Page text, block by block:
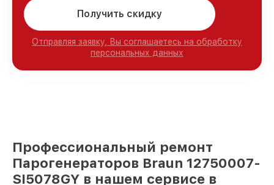
Получить скидку
Отправляя заявку, Вы соглашаетесь на обработку
персональных данных
Профессиональный ремонт
Парогенераторов Braun 12750007-
SI5078GY в нашем сервисе в